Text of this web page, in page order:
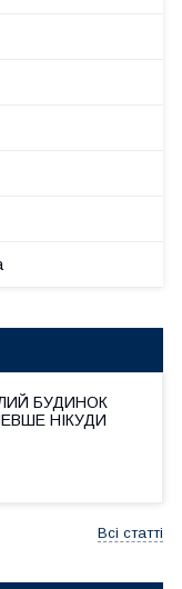
БУДИНОК
НІКУДИ
Всі статті